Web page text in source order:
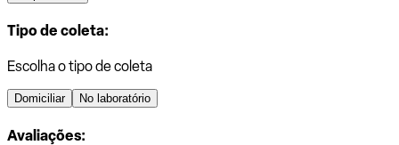
Tipo de coleta:
Escolha o tipo de coleta
Domiciliar No laboratório
Avaliações: